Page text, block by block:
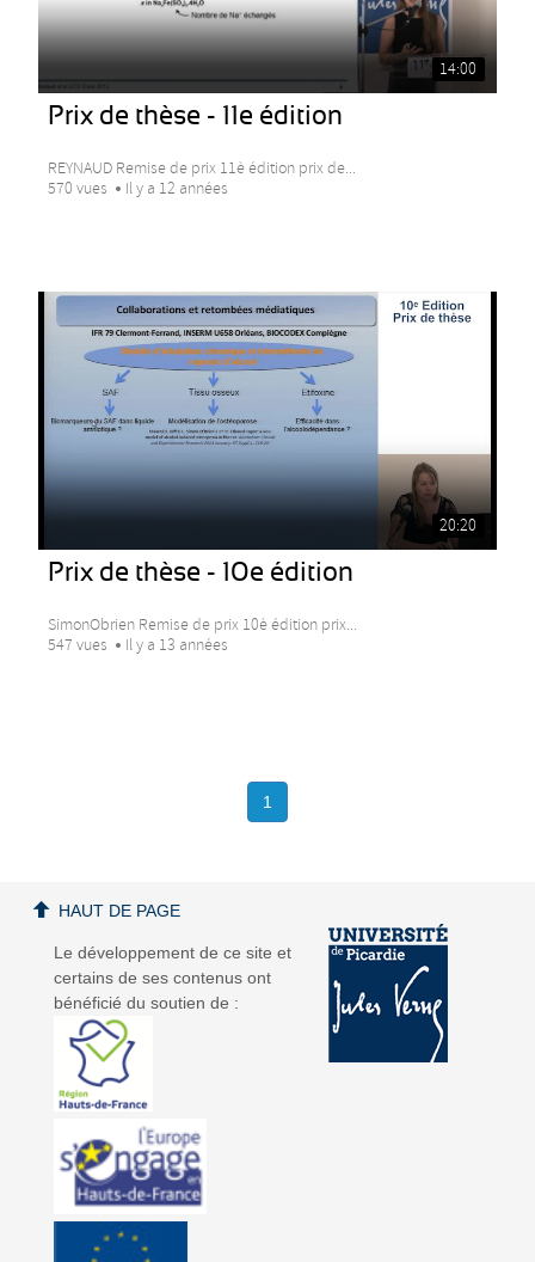
14:00
Prix de thèse - 11e édition
REYNAUD Remise de prix 11è édition prix de...
570 vues
Il y a 12 années
20:20
Prix de thèse - 10e édition
SimonObrien Remise de prix 10è édition prix...
547 vues
Il y a 13 années
1
Le développement de ce site et
certains de ses contenus ont
bénéficié du soutien de :
HAUT DE PAGE